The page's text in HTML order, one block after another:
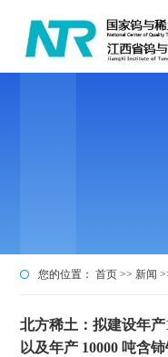
您的位置： 首页>> 新闻
北方稀土：拟建设年
以及年产 10000 吨含